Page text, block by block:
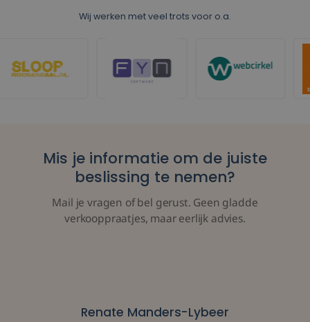
Wij werken met veel trots voor o.a.
Mis je informatie om de juiste
beslissing te nemen?
Mail je vragen of bel gerust. Geen gladde
verkooppraatjes, maar eerlijk advies.
Renate Manders-Lybeer